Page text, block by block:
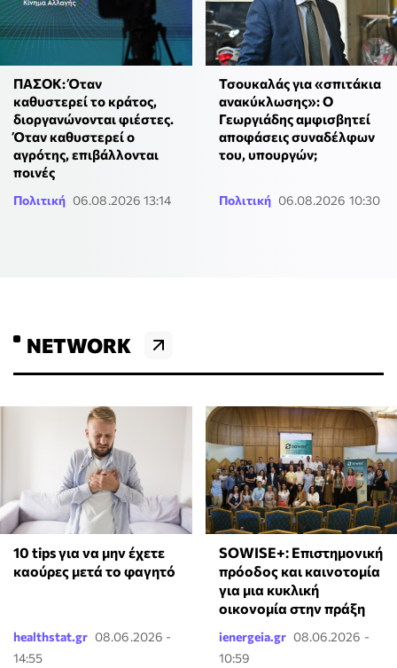
ΠΑΣΟΚ: Όταν
καθυστερεί το κράτος,
διοργανώνονται φιέστες.
Όταν καθυστερεί ο
αγρότης, επιβάλλονται
ποινές
Πολιτική 06.08.2026 13:14
Τσουκαλάς για «σπιτάκια
ανακύκλωσης»: Ο
Γεωργιάδης αμφισβητεί
αποφάσεις συναδέλφων
του, υπουργών;
Πολιτική 06.08.2026 10:30
NETWORK
10 tips για να μην έχετε
καούρες μετά το φαγητό
healthstat.gr 08.06.2026 -
14:55
SOWISE+: Επιστημονική
πρόοδος και καινοτομία
για μια κυκλική
οικονομία στην πράξη
ienergeia.gr 08.06.2026 -
10:59